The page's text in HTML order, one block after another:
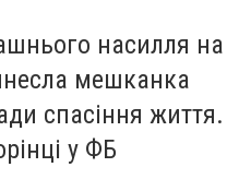
насилля на
мешканка
спасіння життя.
у ФБ